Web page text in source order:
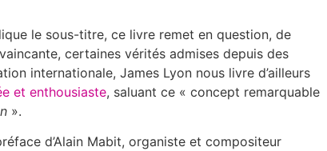
le sous-titre, ce livre remet en question, de
certaines vérités admises depuis des
internationale, James Lyon nous livre d’ailleurs
et enthousiaste, saluant ce « concept remarquable
».
d’Alain Mabit, organiste et compositeur